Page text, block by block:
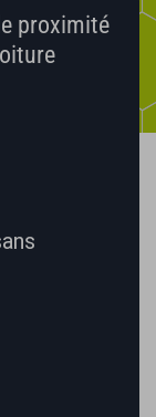
proximité